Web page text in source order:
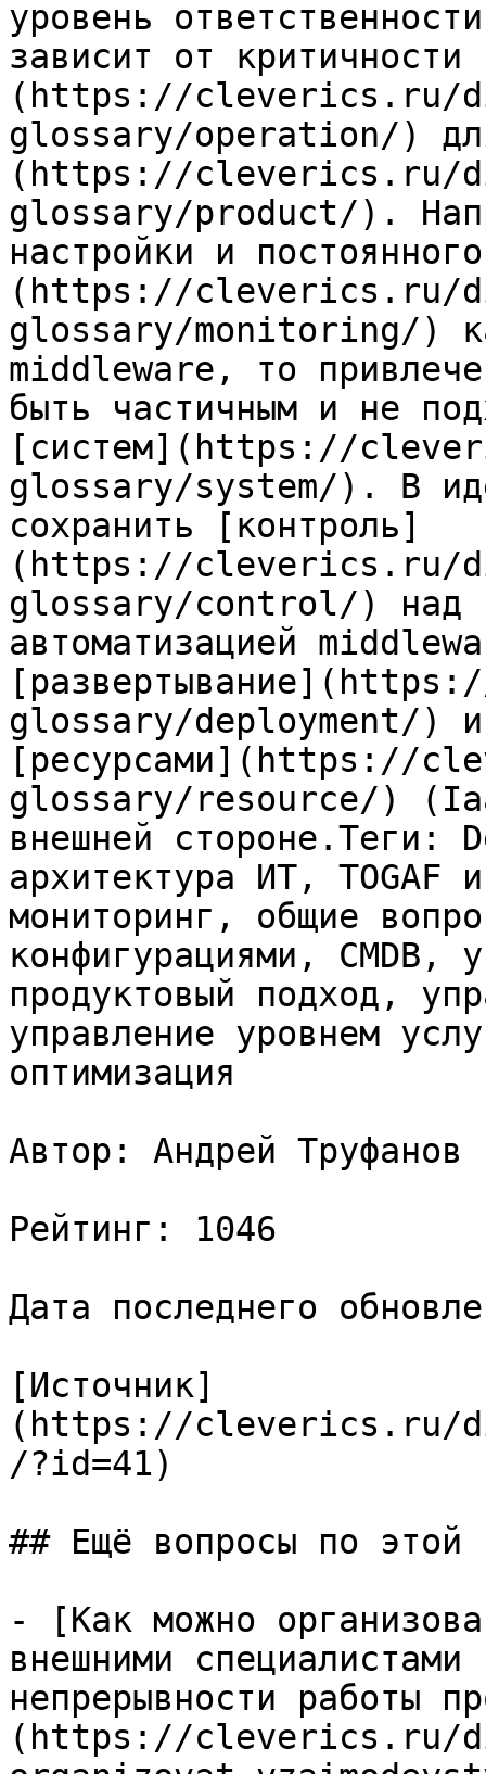
уровень
зависит от
(https://cleverics.ru/
glossary/operation/)
(https://cleverics.ru/
glossary/product/).
настройки и
(https://cleverics.ru/
glossary/monitoring/)
middleware, то
быть частичным и не
[систем](https://
glossary/system/). В
сохранить [контроль]
(https://cleverics.ru/
glossary/control/) над
автоматизацией
glossary/deployment/) и
[ресурсами](https://
glossary/resource/)
внешней стороне.Теги:
архитектура ИТ,
мониторинг, общие
конфигурациями, CMDB,
продуктовый подход,
управление уровнем
оптимизация
Автор: Андрей Труфанов
Рейтинг: 1046
Дата последнего
[Источник]
(https://cleverics.ru/
/?id=41)
## Ещё вопросы по этой
- [Как можно
внешними
непрерывности работы
(https://cleverics.ru/